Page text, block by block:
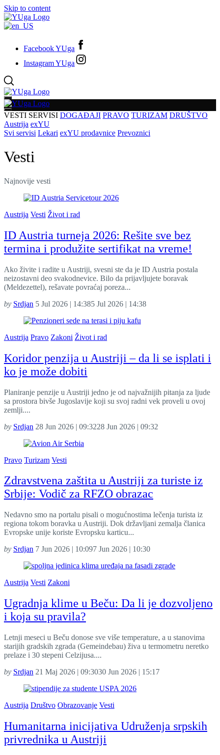
Skip to content
Facebook YUga
Instagram YUga
VESTI SERVISI DOGAĐAJI PRAVO TURIZAM DRUŠTVO
Austrija exYU
Svi servisi Lekari exYU prodavnice Prevoznici
Vesti
Najnovije vesti
Austrija Vesti Život i rad
ID Austria turneja 2026: Rešite sve bez
termina i produžite sertifikat na vreme!
Ako živite i radite u Austriji, svesni ste da je ID Austria postala
neizostavni deo svakodnevice. Bilo da prijavljujete boravak
(Meldezettel), rešavate povraćaj poreza...
by Srdjan 5 Jul 2026 | 14:385 Jul 2026 | 14:38
Austrija Pravo Zakoni Život i rad
Koridor penzija u Austriji – da li se isplati i
ko je može dobiti
Planiranje penzije u Austriji jedno je od najvažnijih pitanja za ljude
sa prostora bivše Jugoslavije koji su svoj radni vek proveli u ovoj
zemlji....
by Srdjan 28 Jun 2026 | 09:3228 Jun 2026 | 09:32
Pravo Turizam Vesti
Zdravstvena zaštita u Austriji za turiste iz
Srbije: Vodič za RFZO obrazac
Nedavno smo na portalu pisali o mogućnostima lečenja turista iz
regiona tokom boravka u Austriji. Dok državljani zemalja članica
Evropske unije koriste Evropsku karticu...
by Srdjan 7 Jun 2026 | 10:097 Jun 2026 | 10:30
Austrija Vesti Zakoni
Ugradnja klime u Beču: Da li je dozvoljeno
i koja su pravila?
Letnji meseci u Beču donose sve više temperature, a u stanovima
starijih gradskih zgrada (Gemeindebau) živa u termometru neretko
prelaze i 30 stepeni Celzijusa....
by Srdjan 21 Maj 2026 | 09:3030 Jun 2026 | 15:17
Austrija Društvo Obrazovanje Vesti
Humanitarna inicijativa Udruženja srpskih
privrednika u Austriji